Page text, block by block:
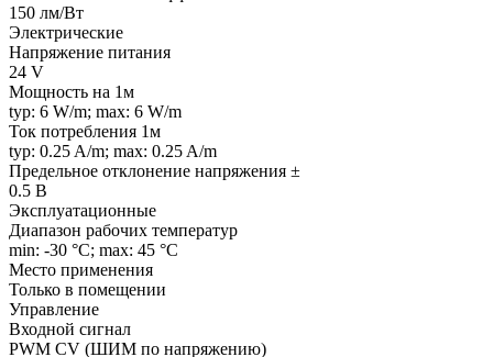
150 лм/Вт
Электрические
Напряжение питания
24 V
Мощность на 1м
typ: 6 W/m; max: 6 W/m
Ток потребления 1м
typ: 0.25 A/m; max: 0.25 A/m
Предельное отклонение напряжения ±
0.5 В
Эксплуатационные
Диапазон рабочих температур
min: -30 °C; max: 45 °C
Место применения
Только в помещении
Управление
Входной сигнал
PWM СV (ШИМ по напряжению)